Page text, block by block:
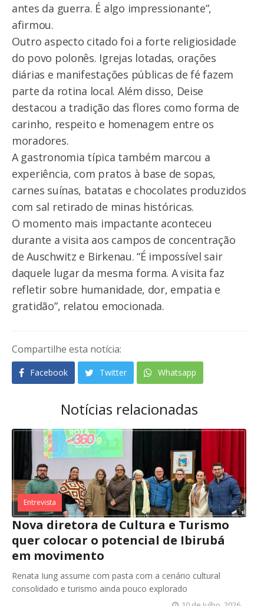
antes da guerra. É algo impressionante”,
afirmou.
Outro aspecto citado foi a forte religiosidade
do povo polonês. Igrejas lotadas, orações
diárias e manifestações públicas de fé fazem
parte da rotina local. Além disso, Deise
destacou a tradição das flores como forma de
carinho, respeito e homenagem entre os
moradores.
A gastronomia típica também marcou a
experiência, com pratos à base de sopas,
carnes suínas, batatas e chocolates produzidos
com sal retirado de minas históricas.
O momento mais impactante aconteceu
durante a visita aos campos de concentração
de Auschwitz e Birkenau. “É impossível sair
daquele lugar da mesma forma. A visita faz
refletir sobre humanidade, dor, empatia e
gratidão”, relatou emocionada.
Compartilhe esta notícia:
Facebook Twitter Whatsapp
Notícias relacionadas
Entrevista
Nova diretora de Cultura e Turismo
quer colocar o potencial de Ibirubá
em movimento
Renata Iung assume com pasta com a cenário cultural
consolidado e turismo ainda pouco explorado